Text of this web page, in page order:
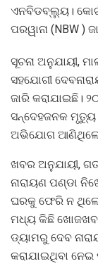
ଏନବିଡବ୍ଲ୍ୟୁ।
ପରୱାନା (NBW )
ସୂଚନା ଅନୁଯାୟୀ,
ସହଯୋଗୀ
ଜାରି କରାଯାଇଛି।
ସନ୍ଦେହଜନକ ମୃତ୍ୟୁ
ଅଭିଯୋଗ
ଖବର ଅନୁଯାୟୀ, ଗତ
ନାରାୟଣ ପଣ୍ଡା
ଘରକୁ ଫେରି ନ
ମଧ୍ୟ କିଛି
ଡ୍ୟାମରୁ ଦେବ
କରାଯାଇଥିବା